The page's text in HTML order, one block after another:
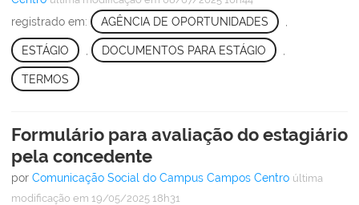
registrado em: AGÊNCIA DE OPORTUNIDADES
ESTÁGIO DOCUMENTOS PARA ESTÁGIO
TERMOS
Formulário para avaliação do estagiário
pela concedente
por Comunicação Social do Campus Campos Centro última
modificação em 19/05/2025 18h31